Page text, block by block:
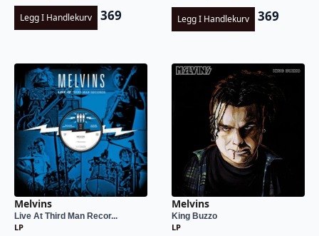
Legg I Handlekurv 369 Legg I Handlekurv 369
Melvins
Live At Third Man Recor...
LP
Melvins
King Buzzo
LP